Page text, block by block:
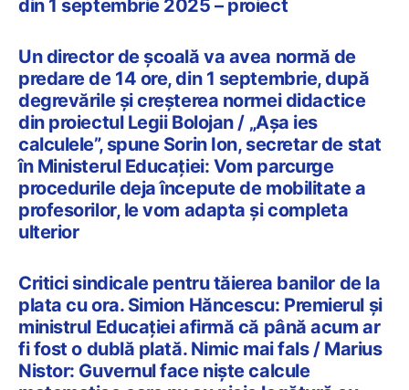
din 1 septembrie 2025 – proiect
Un director de școală va avea normă de
predare de 14 ore, din 1 septembrie, după
degrevările și creșterea normei didactice
din proiectul Legii Bolojan / „Așa ies
calculele”, spune Sorin Ion, secretar de stat
în Ministerul Educației: Vom parcurge
procedurile deja începute de mobilitate a
profesorilor, le vom adapta și completa
ulterior
Critici sindicale pentru tăierea banilor de la
plata cu ora. Simion Hăncescu: Premierul și
ministrul Educației afirmă că până acum ar
fi fost o dublă plată. Nimic mai fals / Marius
Nistor: Guvernul face niște calcule